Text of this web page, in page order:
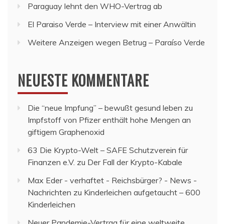
Paraguay lehnt den WHO-Vertrag ab
El Paraiso Verde – Interview mit einer Anwältin
Weitere Anzeigen wegen Betrug – Paraíso Verde
NEUESTE KOMMENTARE
Die “neue Impfung” – bewußt gesund leben zu
Impfstoff von Pfizer enthält hohe Mengen an
giftigem Graphenoxid
63 Die Krypto-Welt – SAFE Schutzverein für
Finanzen e.V. zu Der Fall der Krypto-Kabale
Max Eder - verhaftet - Reichsbürger? - News -
Nachrichten zu Kinderleichen aufgetaucht – 600
Kinderleichen